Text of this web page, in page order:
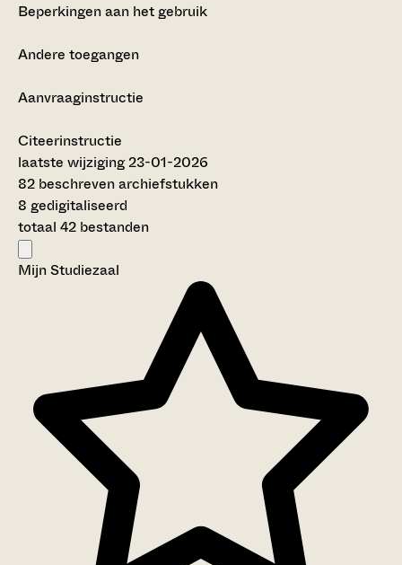
Beperkingen aan het gebruik
Andere toegangen
Aanvraaginstructie
Citeerinstructie
laatste wijziging 23-01-2026
82 beschreven archiefstukken
8 gedigitaliseerd
totaal 42 bestanden
Mijn Studiezaal